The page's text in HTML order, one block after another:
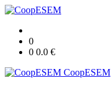
0
0 0.0 €
CoopESEM